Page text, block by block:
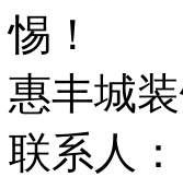
惕！
惠丰城
联系人